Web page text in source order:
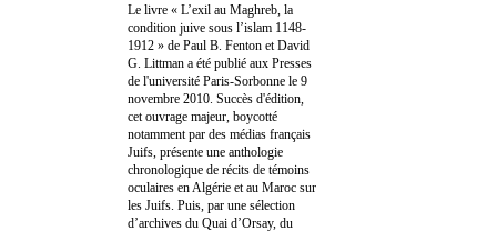
Le livre « L’exil au Maghreb, la
condition juive sous l’islam 1148-
1912 » de Paul B. Fenton et David
G. Littman a été publié aux Presses
de l'université Paris-Sorbonne le 9
novembre 2010. Succès d'édition,
cet ouvrage majeur, boycotté
notamment par des médias français
Juifs, présente une anthologie
chronologique de récits de témoins
oculaires en Algérie et au Maroc sur
les Juifs. Puis, par une sélection
d’archives du Quai d’Orsay, du